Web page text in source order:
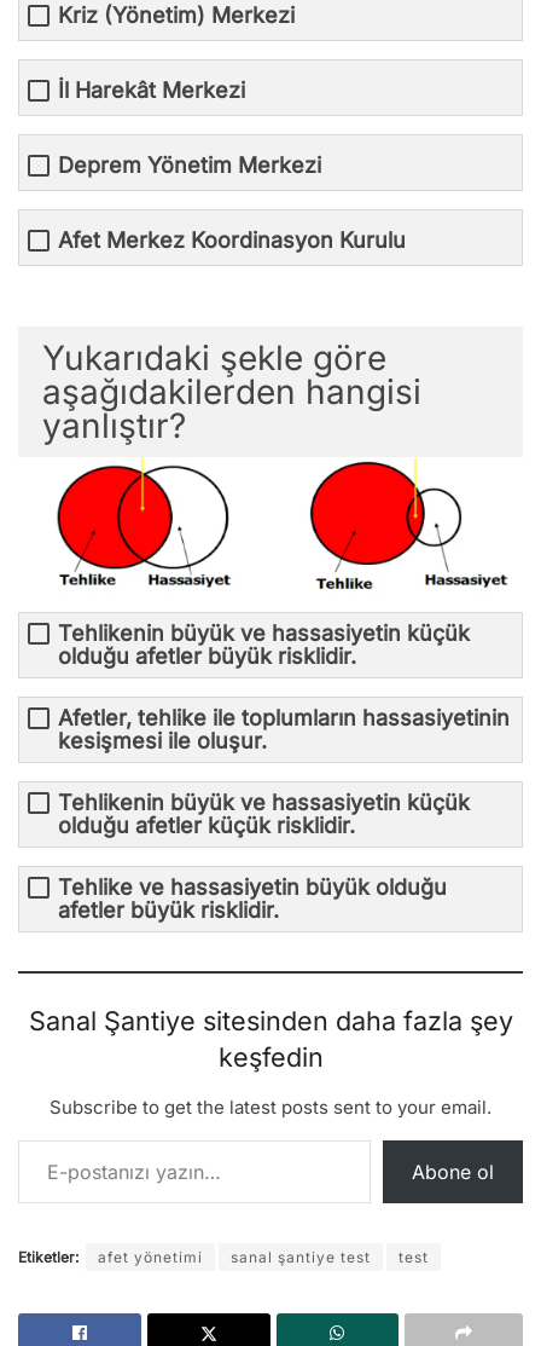
Kriz (Yönetim) Merkezi
İl Harekât Merkezi
Deprem Yönetim Merkezi
Afet Merkez Koordinasyon Kurulu
Yukarıdaki şekle göre
aşağıdakilerden hangisi
yanlıştır?
Tehlikenin büyük ve hassasiyetin küçük
olduğu afetler büyük risklidir.
Afetler, tehlike ile toplumların hassasiyetinin
kesişmesi ile oluşur.
Tehlikenin büyük ve hassasiyetin küçük
olduğu afetler küçük risklidir.
Tehlike ve hassasiyetin büyük olduğu
afetler büyük risklidir.
Sanal Şantiye sitesinden daha fazla şey
keşfedin
Subscribe to get the latest posts sent to your email.
E-postanızı yazın…
Abone ol
Etiketler: afet yönetimi sanal şantiye test test